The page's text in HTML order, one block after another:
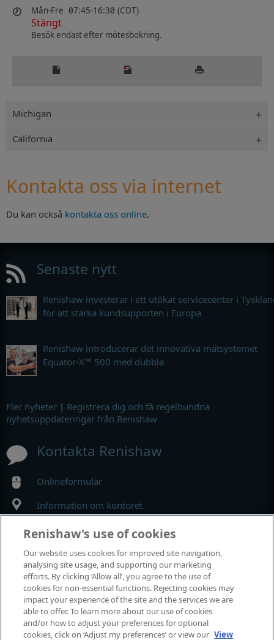
Mån-Fre 07:45-16:30 (CDT)
Stängt
Besök endast efter mötesbokning.
Michigan
California
Kontakta oss via internet
Du kan också kontakta oss online.
Senaste nytt
Renishaw investerar i ett utökat servicecenter i
för att stärka kundsupporten i Europa
Renishaw introducerar det innovativa mätsystemet
Equator-X™ 500 med dubbla
Fler nyheter | Registrera dig och få regelbundna
nyhetsuppdateringar från Renishaw
Kontakta Renishaw
Onlineformulär
Information om kontoret
MyRenishaw
Webbutik
Utställningar och konferenser
Renishaw's use of cookies
Our website uses cookies for improved site navigation,
analysing site usage, and supporting our marketing
efforts. By clicking ‘Allow all’, you agree to the use of
cookies for non-essential functions. Rejecting cookies may
impact your experience of the site and the services we are
able to offer. To learn more about our use of cookies
and/or how to adjust your preferences for optional
cookies, click on ‘Adjust my preferences’ or view our View